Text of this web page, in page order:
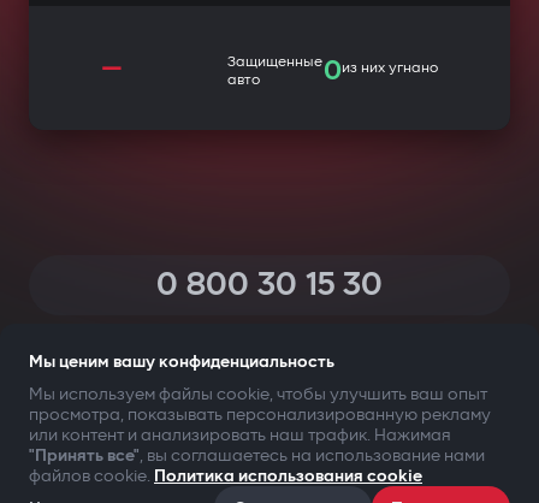
—
Защищенные
авто
0из них угнано
0 800 30 15 30
ТВОЯ БЕЗОПАСНОСТЬ ПРЕЖДЕ ВСЕГО
©2009-2026Gazer Limited (UK) All rights reserved
Мы ценим вашу конфиденциальность
Мы используем файлы cookie, чтобы улучшить ваш опыт
просмотра, показывать персонализированную рекламу
или контент и анализировать наш трафик. Нажимая
"Принять все", вы соглашаетесь на использование нами
файлов cookie. Политика использования cookie